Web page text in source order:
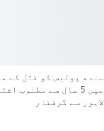
سندھ پولیس کو قتل کے
میں 5 سال سے مطلوب
لاہور سے گرفتار